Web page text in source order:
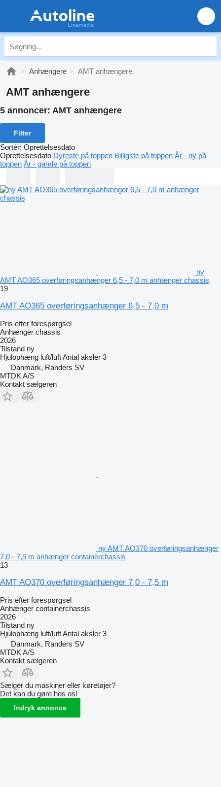
Anhængere AMT anhængere
AMT anhængere
5 annoncer: AMT anhængere
Filter
Sortér: Oprettelsesdato
Oprettelsesdato Dyreste på toppen Billigste på toppen År - ny på
toppen År - gamle på toppen
ny
AMT AO365 overføringsanhænger 6,5 - 7,0 m anhænger chassis
19
AMT AO365 overføringsanhænger 6,5 - 7,0 m
Pris efter forespørgsel
Anhænger chassis
2026
Tilstand ny
Hjulophæng luft/luftAntal aksler 3
Danmark, Randers SV
MTDK A/S
Kontakt sælgeren
ny AMT AO370 overføringsanhænger
7,0 - 7,5 m anhænger containerchassis
13
AMT AO370 overføringsanhænger 7,0 - 7,5 m
Pris efter forespørgsel
Anhænger containerchassis
2026
Tilstand ny
Hjulophæng luft/luftAntal aksler 3
Danmark, Randers SV
MTDK A/S
Kontakt sælgeren
Sælger du maskiner eller køretøjer?
Det kan du gøre hos os!
Indryk annonce